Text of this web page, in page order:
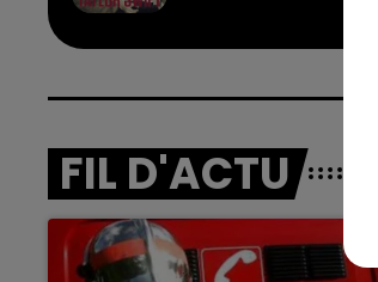
FIL D'ACTU